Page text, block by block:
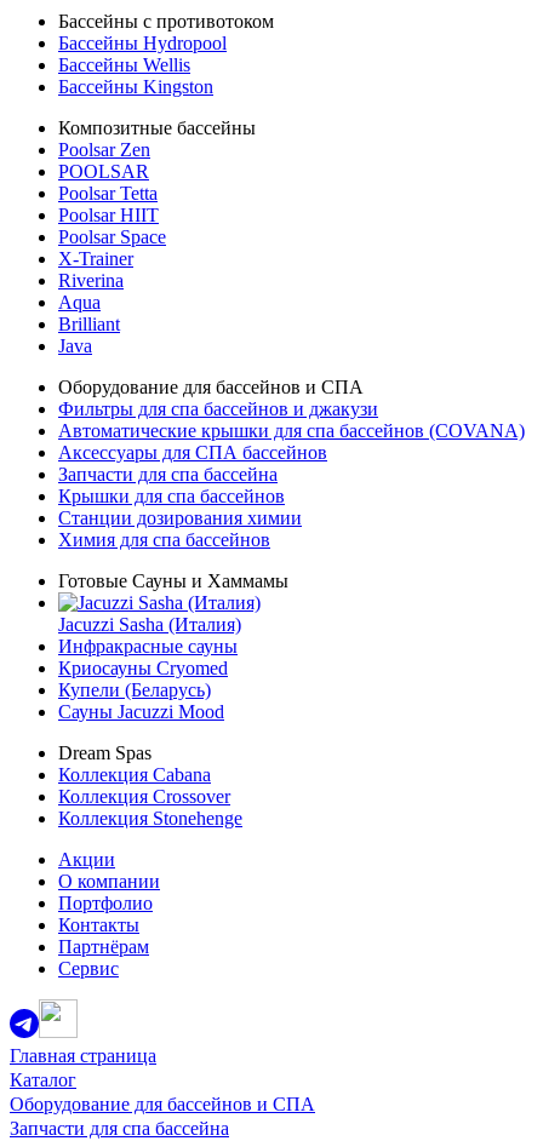
Бассейны с противотоком
Бассейны Hydropool
Бассейны Wellis
Бассейны Kingston
Композитные бассейны
Poolsar Zen
POOLSAR
Poolsar Tetta
Poolsar HIIT
Poolsar Space
X-Trainer
Riverina
Aqua
Brilliant
Java
Оборудование для бассейнов и СПА
Фильтры для спа бассейнов и джакузи
Автоматические крышки для спа бассейнов (COVANA)
Аксессуары для СПА бассейнов
Запчасти для спа бассейна
Крышки для спа бассейнов
Станции дозирования химии
Химия для спа бассейнов
Готовые Сауны и Хаммамы
Jacuzzi Sasha (Италия)
Инфракрасные сауны
Криосауны Cryomed
Купели (Беларусь)
Сауны Jacuzzi Mood
Dream Spas
Коллекция Cabana
Коллекция Crossover
Коллекция Stonehenge
Акции
О компании
Портфолио
Контакты
Партнёрам
Сервис
Главная страница
Каталог
Оборудование для бассейнов и СПА
Запчасти для спа бассейна